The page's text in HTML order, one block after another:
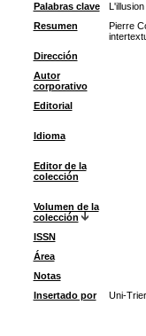
Palabras clave
Resumen
Pierre
Dirección
Autor
corporativo
Editorial
Idioma
Editor de la
colección
Volumen de la
colección
ISSN
Área
Notas
Insertado por
Uni-